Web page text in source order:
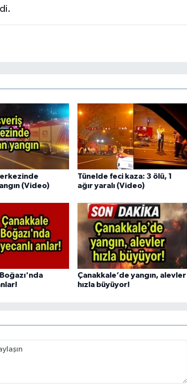
(Video)
Tünelde feci kaza: 3 ölü, 1
ağır yaralı (Video)
Çanakkale’de yangın, alevler
hızla büyüyor!